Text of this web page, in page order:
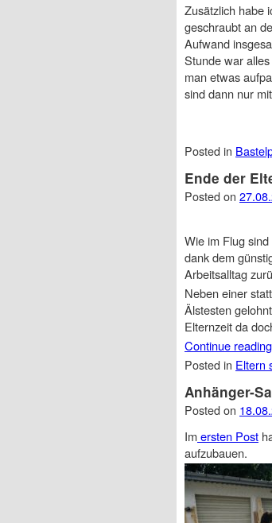
Zusätzlich habe
geschraubt an
Aufwand
Stunde war
man etwas
sind dann nur
Posted in
Ende der
Posted on
Wie im Flug
dank dem
Arbeitsalltag
Neben einer
Älstesten
Elternzeit da
Continue reading
Posted in Eltern
Anhänger-
Posted on
Imersten Post
aufzubauen.